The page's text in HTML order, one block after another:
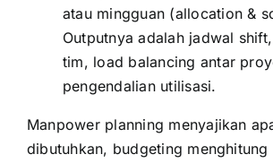
atau mingguan (allocation &
Outputnya adalah jadwal
tim, load balancing antar
pengendalian utilisasi.
Manpower planning menyajikan
dibutuhkan, budgeting menghitung